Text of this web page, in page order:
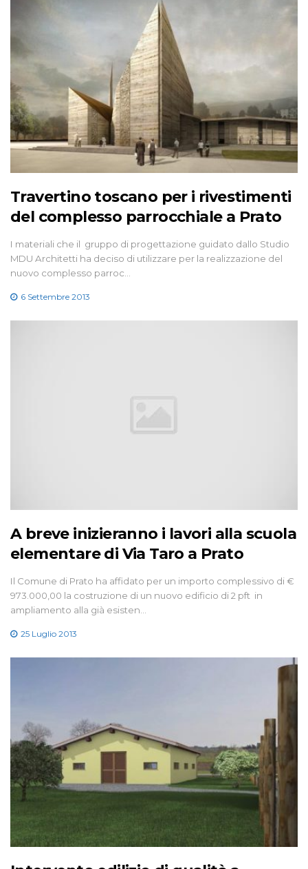
Travertino toscano per i rivestimenti
del complesso parrocchiale a Prato
I materiali che il gruppo di progettazione guidato dallo Studio
MDU Architetti ha deciso di utilizzare per la realizzazione del
nuovo complesso parroc…
6 Settembre 2013
A breve inizieranno i lavori alla scuola
elementare di Via Taro a Prato
Il Comune di Prato ha affidato per un importo complessivo di €
973.000,00 la costruzione di un nuovo edificio di 2 pft in
ampliamento alla già esisten…
25 Luglio 2013